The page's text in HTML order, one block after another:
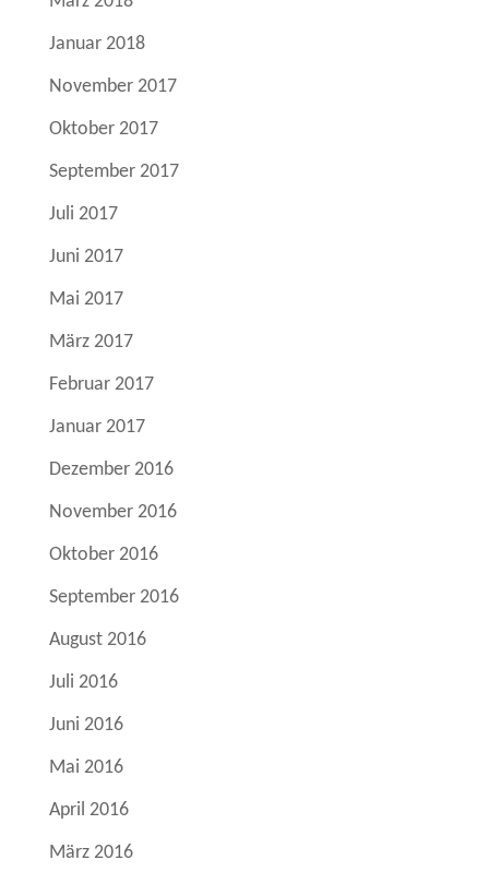
Januar 2018
November 2017
Oktober 2017
September 2017
Juli 2017
Juni 2017
Mai 2017
März 2017
Februar 2017
Januar 2017
Dezember 2016
November 2016
Oktober 2016
September 2016
August 2016
Juli 2016
Juni 2016
Mai 2016
April 2016
März 2016